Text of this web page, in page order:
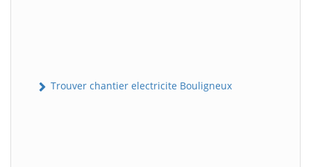
Trouver chantier electricite Bouligneux